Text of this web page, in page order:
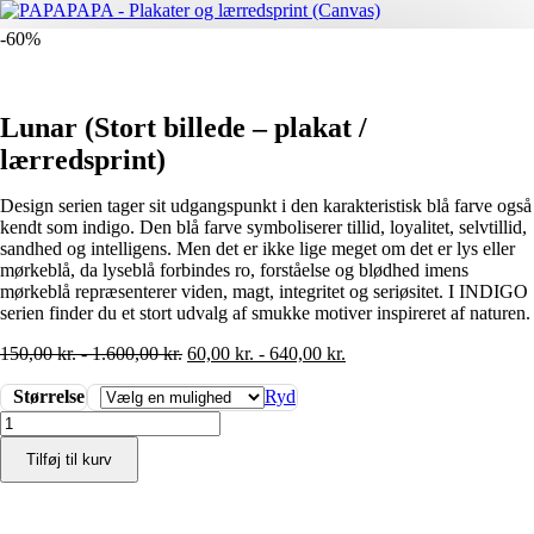
-60%
Lunar (Stort billede – plakat /
lærredsprint)
Design serien tager sit udgangspunkt i den karakteristisk blå farve også
kendt som indigo. Den blå farve symboliserer tillid, loyalitet, selvtillid,
sandhed og intelligens. Men det er ikke lige meget om det er lys eller
mørkeblå, da lyseblå forbindes ro, forståelse og blødhed imens
mørkeblå repræsenterer viden, magt, integritet og seriøsitet. I INDIGO
serien finder du et stort udvalg af smukke motiver inspireret af naturen.
150,00kr.-1.600,00kr. 60,00 kr. - 640,00 kr.
Størrelse
Ryd
Lunar
(Stort
billede
-
Tilføj til kurv